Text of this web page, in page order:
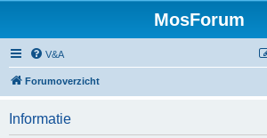
MosForum
V&A
Forumoverzicht
Informatie